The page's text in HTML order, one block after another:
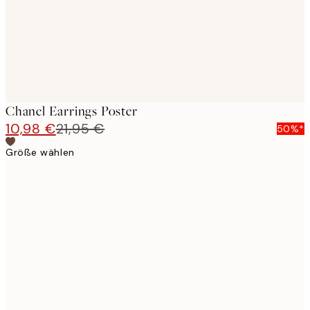
Chanel Earrings Poster
10,98 €21,95 €
50%*
Größe wählen